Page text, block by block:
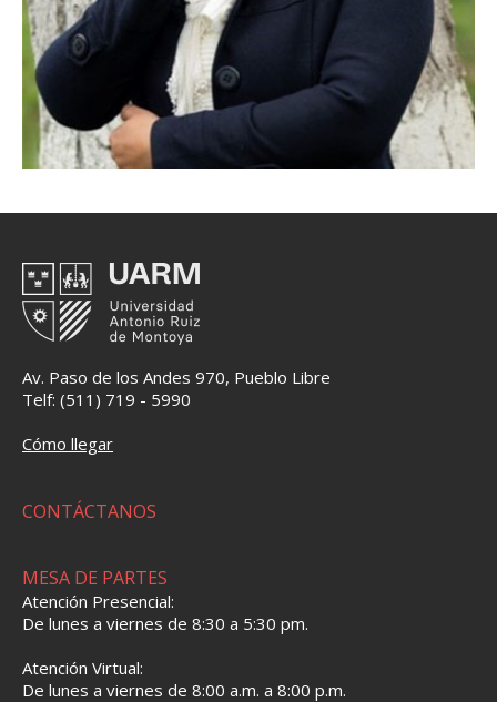
Av. Paso de los Andes 970, Pueblo Libre
Telf: (511) 719 - 5990
Cómo llegar
CONTÁCTANOS
MESA DE PARTES
Atención Presencial:
De lunes a viernes de 8:30 a 5:30 pm.
Atención Virtual:
De lunes a viernes de 8:00 a.m. a 8:00 p.m.